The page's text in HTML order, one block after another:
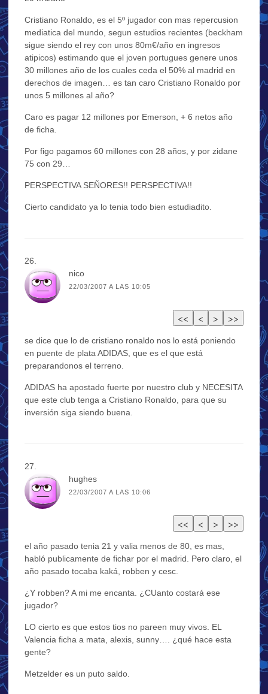
Cristiano Ronaldo, es el 5º jugador con mas repercusion
mediatica del mundo, segun estudios recientes (beckham
sigue siendo el rey con unos 80m€/año en ingresos
atipicos) estimando que el joven portugues genere unos
30 millones año de los cuales ceda el 50% al madrid en
derechos de imagen… es tan caro Cristiano Ronaldo por
unos 5 millones al año?
Caro es pagar 12 millones por Emerson, + 6 netos año
de ficha.
Por figo pagamos 60 millones con 28 años, y por zidane
75 con 29…
PERSPECTIVA SEÑORES!! PERSPECTIVA!!
Cierto candidato ya lo tenia todo bien estudiadito.
nico
22/03/2007 A LAS 10:05
se dice que lo de cristiano ronaldo nos lo está poniendo
en puente de plata ADIDAS, que es el que está
preparandonos el terreno.
ADIDAS ha apostado fuerte por nuestro club y NECESITA
que este club tenga a Cristiano Ronaldo, para que su
inversión siga siendo buena.
hughes
22/03/2007 A LAS 10:06
el año pasado tenia 21 y valia menos de 80, es mas,
habló publicamente de fichar por el madrid. Pero claro, el
año pasado tocaba kaká, robben y cesc.
¿Y robben? A mi me encanta. ¿CUanto costará ese
jugador?
LO cierto es que estos tios no pareen muy vivos. EL
Valencia ficha a mata, alexis, sunny…. ¿qué hace esta
gente?
Metzelder es un puto saldo.